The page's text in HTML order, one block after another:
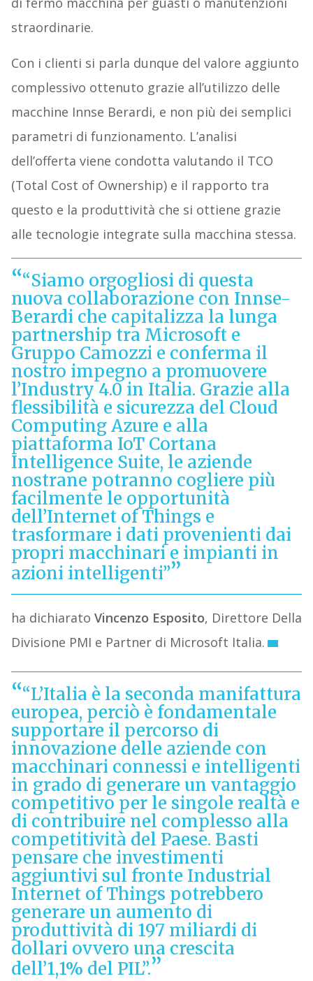
straordinarie.
Con i clienti si parla dunque del valore aggiunto
complessivo ottenuto grazie all’utilizzo delle
macchine Innse Berardi, e non più dei semplici
parametri di funzionamento. L’analisi
dell’offerta viene condotta valutando il TCO
(Total Cost of Ownership) e il rapporto tra
questo e la produttività che si ottiene grazie
alle tecnologie integrate sulla macchina stessa.
“Siamo orgogliosi di questa
nuova collaborazione con Innse-
Berardi che capitalizza la lunga
partnership tra Microsoft e
Gruppo Camozzi e conferma il
nostro impegno a promuovere
l’Industry 4.0 in Italia. Grazie alla
flessibilità e sicurezza del Cloud
Computing Azure e alla
piattaforma IoT Cortana
Intelligence Suite, le aziende
nostrane potranno cogliere più
facilmente le opportunità
dell’Internet of Things e
trasformare i dati provenienti dai
propri macchinari e impianti in
azioni intelligenti”
ha dichiarato Vincenzo Esposito, Direttore Della
Divisione PMI e Partner di Microsoft Italia.
“L’Italia è la seconda manifattura
europea, perciò è fondamentale
supportare il percorso di
innovazione delle aziende con
macchinari connessi e intelligenti
in grado di generare un vantaggio
competitivo per le singole realtà e
di contribuire nel complesso alla
competitività del Paese. Basti
pensare che investimenti
aggiuntivi sul fronte Industrial
Internet of Things potrebbero
generare un aumento di
produttività di 197 miliardi di
dollari ovvero una crescita
dell’1,1% del PIL”.